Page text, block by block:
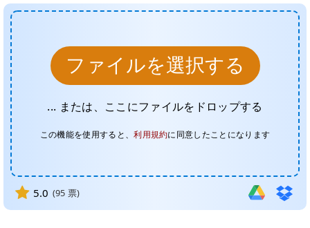
ファイルを選択する
... または、ここにファイルをドロップする
この機能を使用すると、利用規約に同意したことになります
5.0 (95 票)